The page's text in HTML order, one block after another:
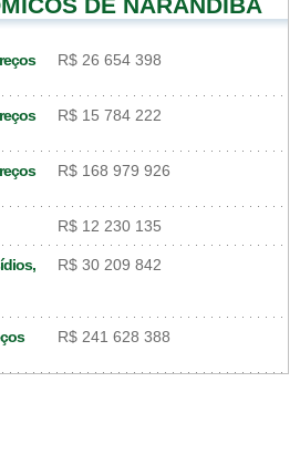
R$ 26 654 398
R$ 15 784 222
R$ 168 979 926
R$ 12 230 135
R$ 30 209 842
R$ 241 628 388